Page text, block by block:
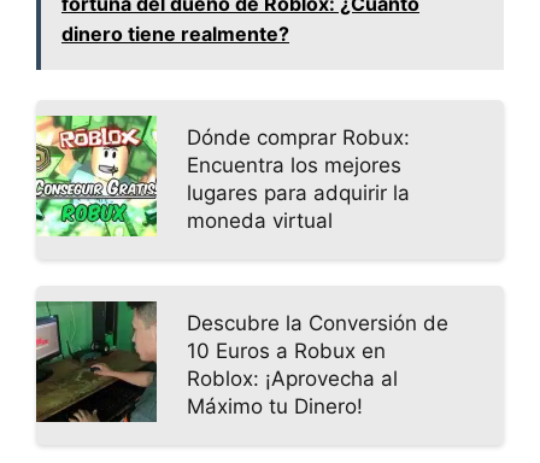
dinero tiene realmente?
Dónde comprar Robux:
Encuentra los mejores
lugares para adquirir la
moneda virtual
Descubre la Conversión de
10 Euros a Robux en
Roblox: ¡Aprovecha al
Máximo tu Dinero!